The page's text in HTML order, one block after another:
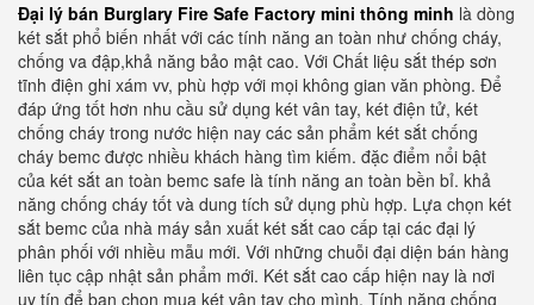
Đại lý bán Burglary Fire Safe Factory mini thông minh là dòng
két sắt phổ biến nhất với các tính năng an toàn như chống cháy,
chống va đập,khả năng bảo mật cao. Với Chất liệu sắt thép sơn
tĩnh điện ghi xám vv, phù hợp với mọi không gian văn phòng. Để
đáp ứng tốt hơn nhu cầu sử dụng két vân tay, két điện tử, két
chống cháy trong nước hiện nay các sản phẩm két sắt chống
cháy bemc được nhiều khách hàng tìm kiếm. đặc điểm nổi bật
của két sắt an toàn bemc safe là tính năng an toàn bền bỉ. khả
năng chống cháy tốt và dung tích sử dụng phù hợp. Lựa chọn két
sắt bemc của nhà máy sản xuất két sắt cao cấp tại các đại lý
phân phối với nhiều mẫu mới. Với những chuỗi đại diện bán hàng
liên tục cập nhật sản phẩm mới. Két sắt cao cấp hiện nay là nơi
uy tín để bạn chọn mua két vân tay cho mình. Tính năng chống